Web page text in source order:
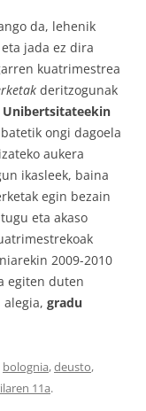
da, lehenik
jada ez dira
kuatrimestrea
deritzogunak
Unibertsitateekin
ongi dagoela
aukera
ikasleek, baina
egin bezain
eta akaso
2009-2010
egiten duten
gradu
bolognia,deusto,
11a.